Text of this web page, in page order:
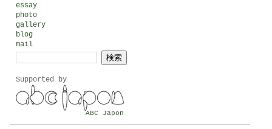
イessay
photo
gallery
blog
mail
Supported by
ABC Japon